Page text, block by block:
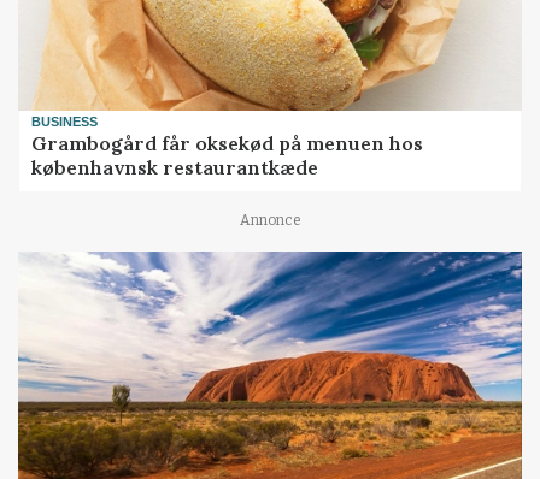
BUSINESS
Grambogård får oksekød på menuen hos
københavnsk restaurantkæde
Annonce